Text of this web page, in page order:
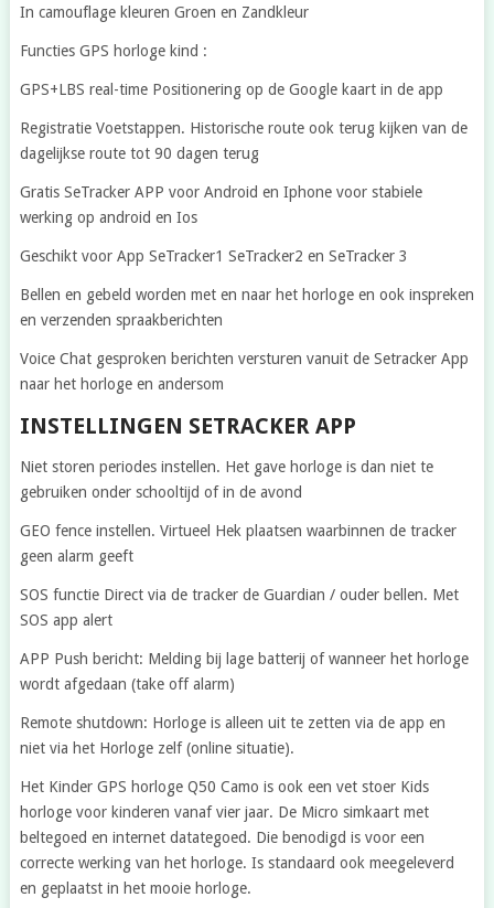
In camouflage kleuren Groen en Zandkleur
Functies GPS horloge kind :
GPS+LBS real-time Positionering op de Google kaart in de app
Registratie Voetstappen. Historische route ook terug kijken van de
dagelijkse route tot 90 dagen terug
Gratis SeTracker APP voor Android en Iphone voor stabiele
werking op android en Ios
Geschikt voor App SeTracker1 SeTracker2 en SeTracker 3
Bellen en gebeld worden met en naar het horloge en ook inspreken
en verzenden spraakberichten
Voice Chat gesproken berichten versturen vanuit de Setracker App
naar het horloge en andersom
INSTELLINGEN SETRACKER APP
Niet storen periodes instellen. Het gave horloge is dan niet te
gebruiken onder schooltijd of in de avond
GEO fence instellen. Virtueel Hek plaatsen waarbinnen de tracker
geen alarm geeft
SOS functie Direct via de tracker de Guardian / ouder bellen. Met
SOS app alert
APP Push bericht: Melding bij lage batterij of wanneer het horloge
wordt afgedaan (take off alarm)
Remote shutdown: Horloge is alleen uit te zetten via de app en
niet via het Horloge zelf (online situatie).
Het Kinder GPS horloge Q50 Camo is ook een vet stoer Kids
horloge voor kinderen vanaf vier jaar. De Micro simkaart met
beltegoed en internet datategoed. Die benodigd is voor een
correcte werking van het horloge. Is standaard ook meegeleverd
en geplaatst in het mooie horloge.